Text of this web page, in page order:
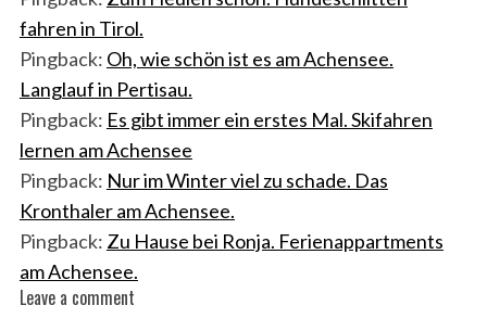
fahren in Tirol.
Pingback: Oh, wie schön ist es am Achensee.
Langlauf in Pertisau.
Pingback: Es gibt immer ein erstes Mal. Skifahren
lernen am Achensee
Pingback: Nur im Winter viel zu schade. Das
Kronthaler am Achensee.
Pingback: Zu Hause bei Ronja. Ferienappartments
am Achensee.
L
Leave a comment